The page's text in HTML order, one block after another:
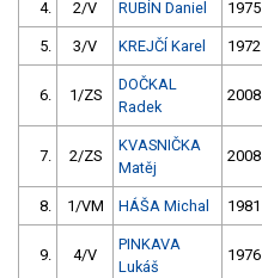
4. 2/V RUBÍN Daniel 1975
5. 3/V KREJČÍ Karel 1972
6. 1/ZS
DOČKAL
Radek
2008
7. 2/ZS
KVASNIČKA
Matěj
2008
8. 1/VM HÁŠA Michal 1981
9. 4/V
PINKAVA
Lukáš
1976